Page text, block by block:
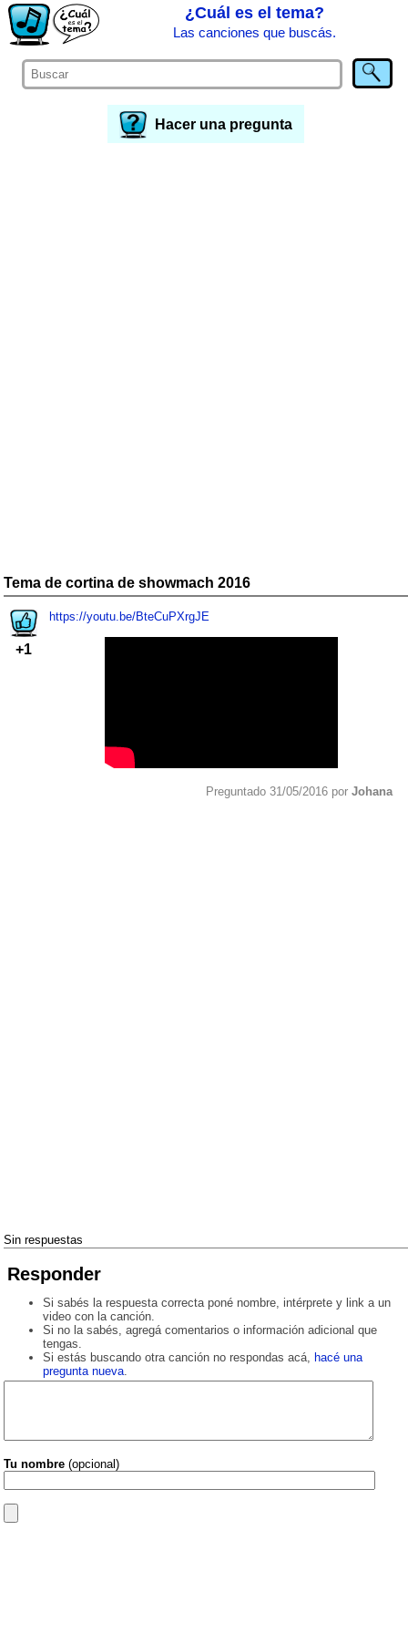
¿Cuál es el tema?
Las canciones que buscás.
Hacer una pregunta
Tema de cortina de showmach 2016
+1
https://youtu.be/BteCuPXrgJE
Preguntado 31/05/2016 por Johana
Sin respuestas
Responder
Si sabés la respuesta correcta poné nombre, intérprete y link a un
video con la canción.
Si no la sabés, agregá comentarios o información adicional que
tengas.
Si estás buscando otra canción no respondas acá, hacé una
pregunta nueva.
Tu nombre (opcional)